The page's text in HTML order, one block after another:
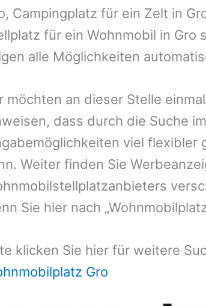
Campingplatz für ein Zelt in
für ein Wohnmobil in Gro
alle Möglichkeiten
möchten an dieser Stelle
dass durch die Suche
viel flexibler
Weiter finden Sie
Sie hier nach
klicken Sie hier für weitere
Gro